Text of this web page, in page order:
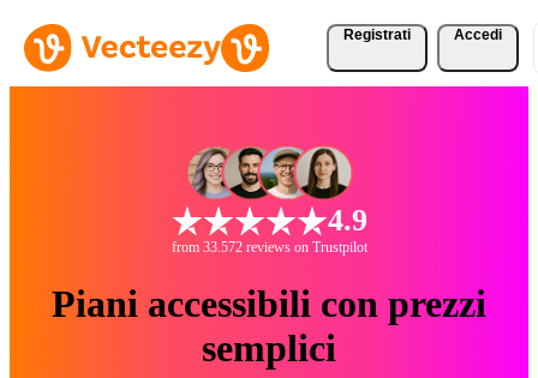
Registrati Accedi
4.9
from 33.572 reviews on Trustpilot
Piani accessibili con prezzi
semplici